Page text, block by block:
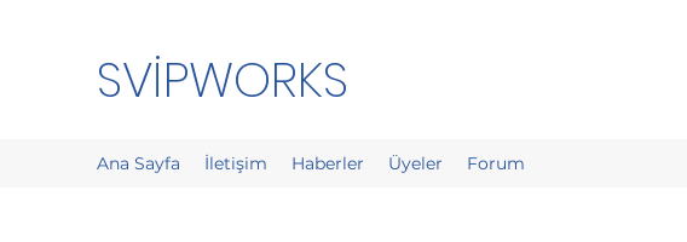
SVİPWORKS
Ana Sayfa İletişim Haberler Üyeler Forum